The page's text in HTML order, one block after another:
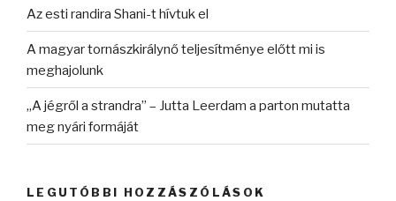
Az esti randira Shani-t hívtuk el
A magyar tornászkirálynő teljesítménye előtt mi is
meghajolunk
„A jégről a strandra” – Jutta Leerdam a parton mutatta
meg nyári formáját
LEGUTÓBBI HOZZÁSZÓLÁSOK